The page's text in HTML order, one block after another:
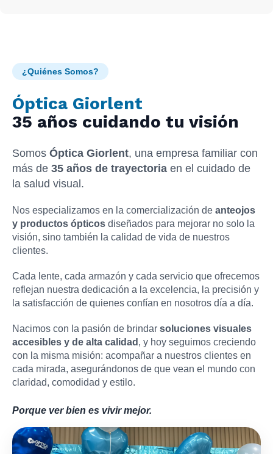
¿Quiénes Somos?
Óptica Giorlent
35 años cuidando tu visión
Somos Óptica Giorlent, una empresa familiar con
más de 35 años de trayectoria en el cuidado de
la salud visual.
Nos especializamos en la comercialización de anteojos
y productos ópticos diseñados para mejorar no solo la
visión, sino también la calidad de vida de nuestros
clientes.
Cada lente, cada armazón y cada servicio que ofrecemos
reflejan nuestra dedicación a la excelencia, la precisión y
la satisfacción de quienes confían en nosotros día a día.
Nacimos con la pasión de brindar soluciones visuales
accesibles y de alta calidad , y hoy seguimos creciendo
con la misma misión: acompañar a nuestros clientes en
cada mirada, asegurándonos de que vean el mundo con
claridad, comodidad y estilo.
Porque ver bien es vivir mejor.